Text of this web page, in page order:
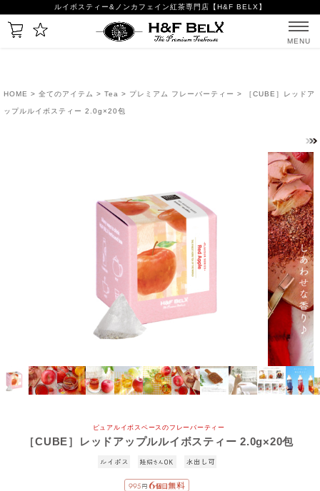
ルイボスティー&ノンカフェイン紅茶専門店【H&F BELX】
MENU
HOME > 全てのアイテム > Tea > プレミアム フレーバーティー > ［CUBE］レッドア
ップルルイボスティー 2.0g×20包
ピュアルイボスベースのフレーバーティー
［CUBE］レッドアップルルイボスティー 2.0g×20包